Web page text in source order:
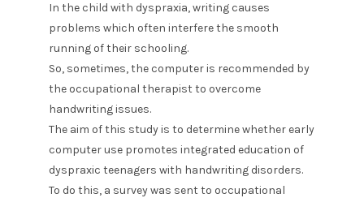
In the child with dyspraxia, writing causes
problems which often interfere the smooth
running of their schooling.
So, sometimes, the computer is recommended by
the occupational therapist to overcome
handwriting issues.
The aim of this study is to determine whether early
computer use promotes integrated education of
dyspraxic teenagers with handwriting disorders.
To do this, a survey was sent to occupational